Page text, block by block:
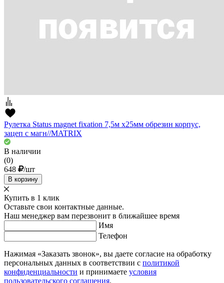
Рулетка Status magnet fixation 7,5м х25мм обрезин корпус,
зацеп с магн//MATRIX
В наличии
(0)
648
/шт
В корзину
Купить в 1 клик
Оставьте свои контактные данные.
Наш менеджер вам перезвонит в ближайшее время
Имя
Телефон
Нажимая «Заказать звонок», вы даете согласие на обработку
персональных данных в соответствии с политикой
конфиденциальности и принимаете условия
пользовательского соглашения.